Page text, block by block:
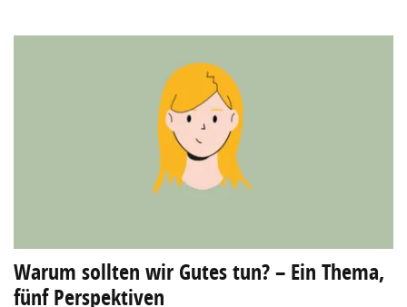
Warum sollten wir Gutes tun? – Ein Thema,
fünf Perspektiven